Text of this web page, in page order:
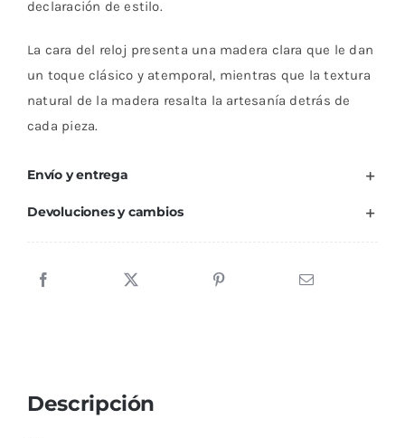
declaración de estilo.
La cara del reloj presenta una madera clara que le dan
un toque clásico y atemporal, mientras que la textura
natural de la madera resalta la artesanía detrás de
cada pieza.
Envío y entrega
Devoluciones y cambios
Descripción